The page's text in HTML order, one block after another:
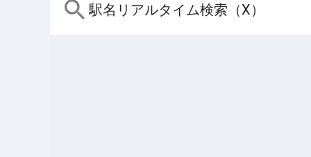
駅名リアルタイム検索（X）